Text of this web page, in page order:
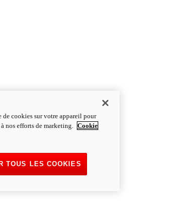
de cookies sur votre appareil pour
nos efforts de marketing. Cookie
TOUS LES COOKIES